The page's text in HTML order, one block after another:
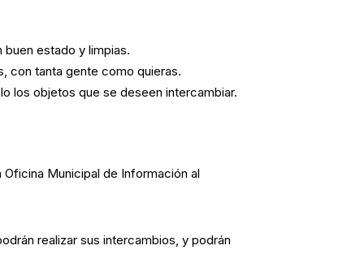
estado y limpias.
con tanta gente como quieras.
los objetos que se deseen intercambiar.
Oficina Municipal de Información al
realizar sus intercambios, y podrán